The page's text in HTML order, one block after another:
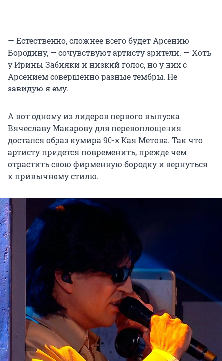
— Естественно, сложнее всего будет Арсению
Бородину, — сочувствуют артисту зрители. — Хоть
у Ирины Забияки и низкий голос, но у них с
Арсением совершенно разные тембры. Не
завидую я ему.
А вот одному из лидеров первого выпуска
Вячеславу Макарову для перевоплощения
достался образ кумира 90-х Кая Метова. Так что
артисту придется повременить, прежде чем
отрастить свою фирменную бородку и вернуться
к привычному стилю.